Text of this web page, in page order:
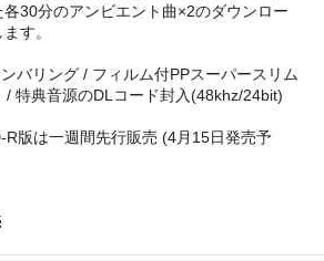
30分のアンビエント曲×2のダウンロー
す。
バリング / フィルム付PPスーパースリム
/ 特典音源のDLコード封入(48khz/24bit)
R版は一週間先行販売 (4月15日発売予